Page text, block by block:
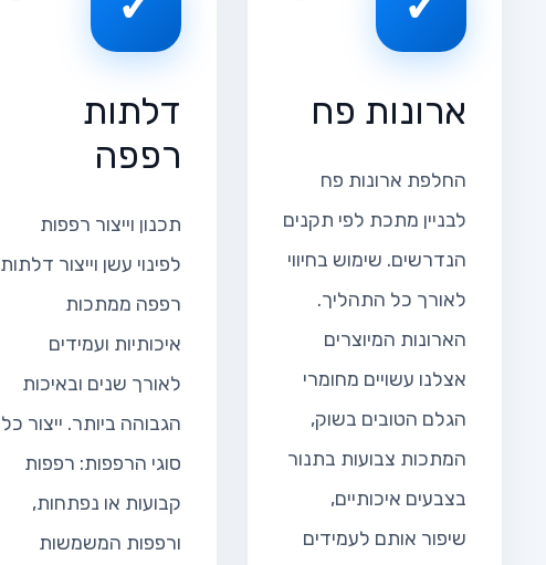
ארונות פח
החלפת ארונות פח
לבניין מתכת לפי תקנים
הנדרשים. שימוש בחיווי
לאורך כל התהליך.
הארונות המיוצרים
אצלנו עשויים מחומרי
הגלם הטובים בשוק,
המתכות צבועות בתנור
בצבעים איכותיים,
שיפור אותם לעמידים
דלתות
רפפה
תכנון וייצור רפפות
לפינוי עשן וייצור דלתות
רפפה ממתכות
איכותיות ועמידים
לאורך שנים ובאיכות
הגבוהה ביותר. ייצור כל
סוגי הרפפות: רפפות
קבועות או נפתחות,
ורפפות המשמשות